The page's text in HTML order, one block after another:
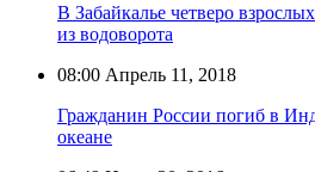
В Забайкалье четверо
из водоворота
08:00 Апрель 11, 2018
Гражданин России погиб в
океане